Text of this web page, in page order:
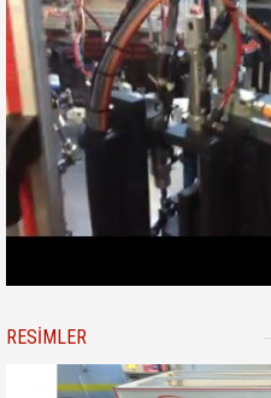
RESIMLER